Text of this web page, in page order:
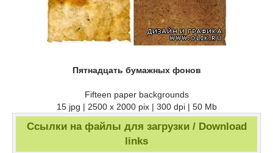
Пятнадцать бумажных фонов
Fifteen paper backgrounds
15 jpg | 2500 x 2000 pix | 300 dpi | 50 Mb
Ссылки на файлы для загрузки / Download
links